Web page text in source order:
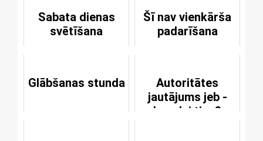
Sabata dienas
svētīšana
Šī nav vienkārša
padarīšana
Glābšanas stunda
Autoritātes
jautājums jeb -
kam lai ticu?